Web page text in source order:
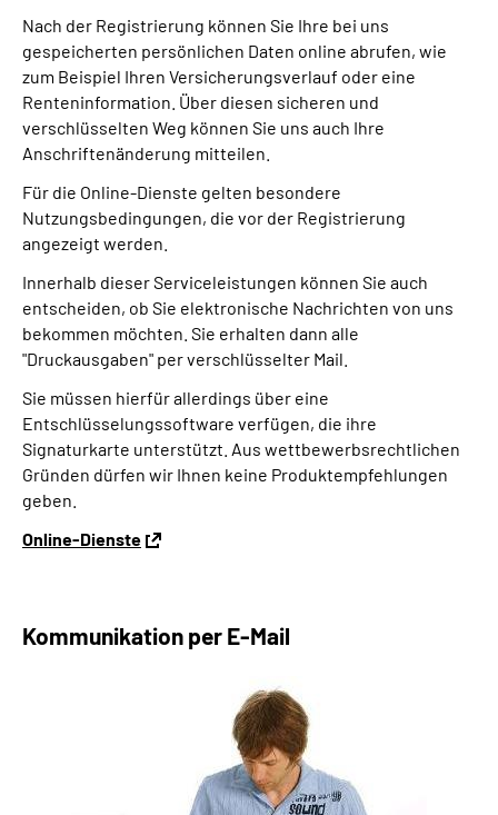
Nach der Registrierung können Sie Ihre bei uns
gespeicherten persönlichen Daten online abrufen, wie
zum Beispiel Ihren Versicherungsverlauf oder eine
Renteninformation. Über diesen sicheren und
verschlüsselten Weg können Sie uns auch Ihre
Anschriftenänderung mitteilen.
Für die Online-Dienste gelten besondere
Nutzungsbedingungen, die vor der Registrierung
angezeigt werden.
Innerhalb dieser Serviceleistungen können Sie auch
entscheiden, ob Sie elektronische Nachrichten von uns
bekommen möchten. Sie erhalten dann alle
"Druckausgaben" per verschlüsselter Mail.
Sie müssen hierfür allerdings über eine
Entschlüsselungssoftware verfügen, die ihre
Signaturkarte unterstützt. Aus wettbewerbsrechtlichen
Gründen dürfen wir Ihnen keine Produktempfehlungen
geben.
Online-Dienste
Kommunikation per E-Mail